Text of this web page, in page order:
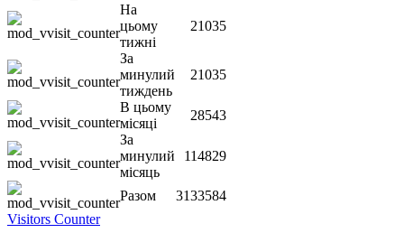
На
цьому
тижні
21035
За
минулий
тиждень
21035
В цьому
місяці
28543
За
минулий
місяць
114829
Разом
3133584
Visitors Counter